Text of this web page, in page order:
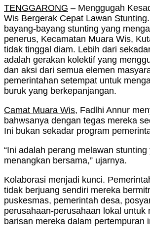
TENGGARONG – Menggugah
Wis Bergerak Cepat Lawan Stunting
bayang-bayang stunting yang
penerus, Kecamatan Muara Wis,
tidak tinggal diam. Lebih dari
adalah gerakan kolektif yang
dan aksi dari semua elemen
pemerintahan setempat untuk
buruk yang berkepanjangan.
Camat Muara Wis, Fadlhi Annur
bahwsanya dengan tegas mereka
Ini bukan sekadar program
“Ini adalah perang melawan
menangkan bersama,” ujarnya.
Kolaborasi menjadi kunci.
tidak berjuang sendiri mereka
puskesmas, pemerintah desa,
perusahaan-perusahaan lokal untuk
barisan mereka dalam pertempuran